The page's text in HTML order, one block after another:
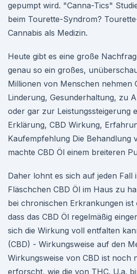
gepumpt wird. "Canna-Tics"
beim Tourette-Syndrom?
Cannabis als Medizin.
Heute gibt es eine große
genau so ein großes,
Millionen von Menschen nehmen
Linderung, Gesunderhaltung, zu
oder gar zur Leistungssteigerung
Erklärung, CBD Wirkung,
Kaufempfehlung Die Behandlung
machte CBD Öl einem breiteren
Daher lohnt es sich auf jeden Fall
Fläschchen CBD Öl im Haus zu
bei chronischen Erkrankungen ist
dass das CBD Öl regelmäßig
sich die Wirkung voll entfalten
(CBD) - Wirkungsweise auf den
Wirkungsweise von CBD ist noch
erforscht, wie die von THC. U.a.